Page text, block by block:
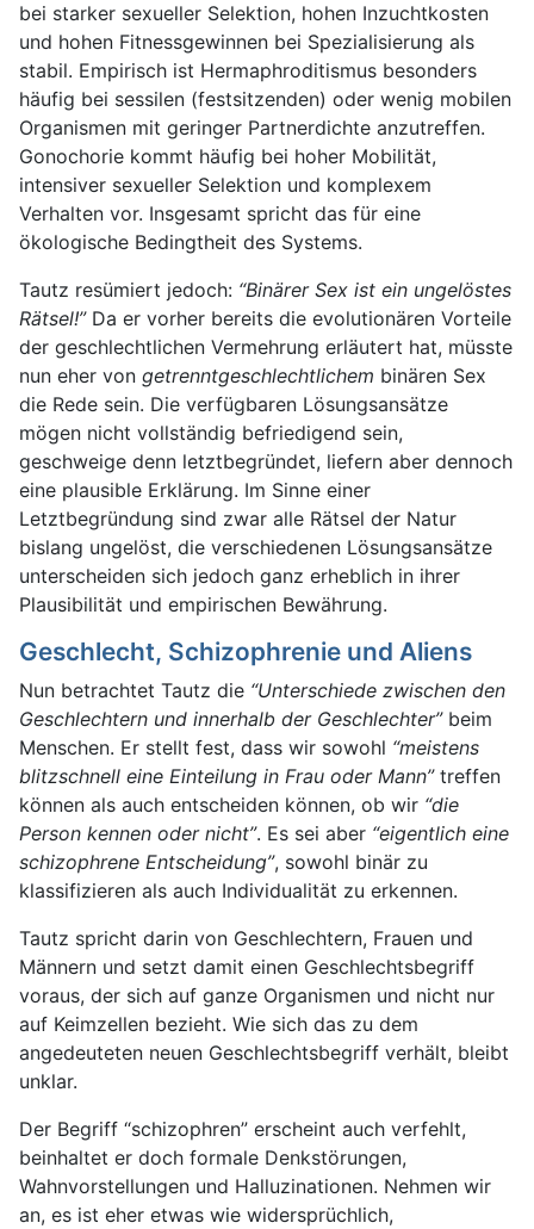
bei starker sexueller Selektion, hohen Inzuchtkosten
und hohen Fitnessgewinnen bei Spezialisierung als
stabil. Empirisch ist Hermaphroditismus besonders
häufig bei sessilen (festsitzenden) oder wenig mobilen
Organismen mit geringer Partnerdichte anzutreffen.
Gonochorie kommt häufig bei hoher Mobilität,
intensiver sexueller Selektion und komplexem
Verhalten vor. Insgesamt spricht das für eine
ökologische Bedingtheit des Systems.
Tautz resümiert jedoch: “Binärer Sex ist ein ungelöstes
Rätsel!”Da er vorher bereits die evolutionären Vorteile
der geschlechtlichen Vermehrung erläutert hat, müsste
nun eher von getrenntgeschlechtlichem binären Sex
die Rede sein. Die verfügbaren Lösungsansätze
mögen nicht vollständig befriedigend sein,
geschweige denn letztbegründet, liefern aber dennoch
eine plausible Erklärung. Im Sinne einer
Letztbegründung sind zwar alle Rätsel der Natur
bislang ungelöst, die verschiedenen Lösungsansätze
unterscheiden sich jedoch ganz erheblich in ihrer
Plausibilität und empirischen Bewährung.
Geschlecht, Schizophrenie und Aliens
Nun betrachtet Tautz die “Unterschiede zwischen den
Geschlechtern und innerhalb der Geschlechter”beim
Menschen. Er stellt fest, dass wir sowohl “meistens
blitzschnell eine Einteilung in Frau oder Mann”treffen
können als auch entscheiden können, ob wir “die
Person kennen oder nicht”. Es sei aber “eigentlich eine
schizophrene Entscheidung”, sowohl binär zu
klassifizieren als auch Individualität zu erkennen.
Tautz spricht darin von Geschlechtern, Frauen und
Männern und setzt damit einen Geschlechtsbegriff
voraus, der sich auf ganze Organismen und nicht nur
auf Keimzellen bezieht. Wie sich das zu dem
angedeuteten neuen Geschlechtsbegriff verhält, bleibt
unklar.
Der Begriff “schizophren” erscheint auch verfehlt,
beinhaltet er doch formale Denkstörungen,
Wahnvorstellungen und Halluzinationen. Nehmen wir
an, es ist eher etwas wie widersprüchlich,